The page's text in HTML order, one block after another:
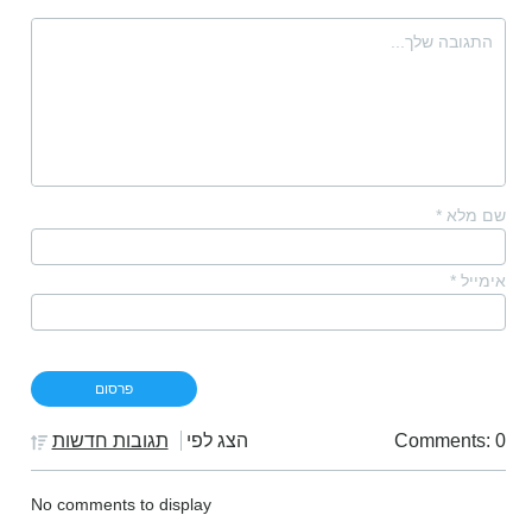
שם מלא *
אימייל *
Comments: 0 הצג לפי תגובות חדשות
No comments to display